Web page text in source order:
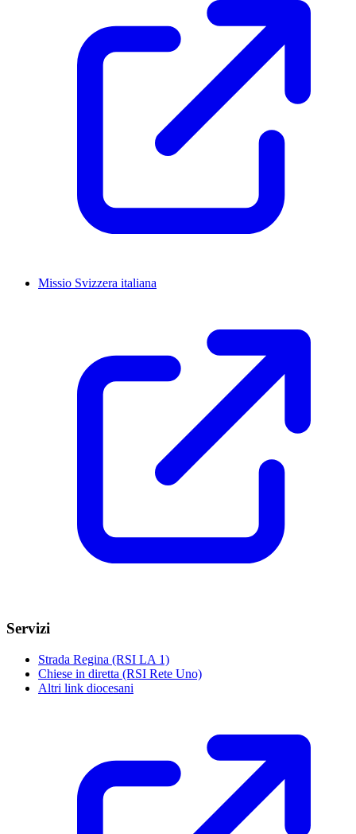
Missio Svizzera italiana
Servizi
Strada Regina (RSI LA 1)
Chiese in diretta (RSI Rete Uno)
Altri link diocesani